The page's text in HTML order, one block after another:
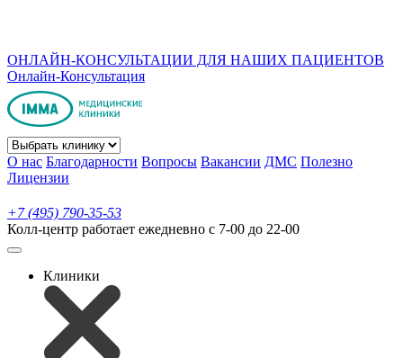
ОНЛАЙН-КОНСУЛЬТАЦИИ ДЛЯ НАШИХ ПАЦИЕНТОВ
Онлайн-Консультация
О нас Благодарности Вопросы Вакансии ДМС Полезно
Лицензии
+7 (495) 790-35-53
Колл-центр работает ежедневно с 7-00 до 22-00
Клиники